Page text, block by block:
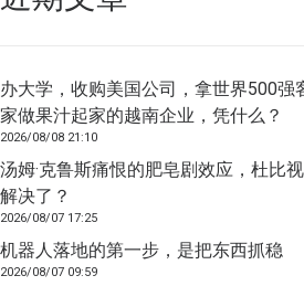
办大学，收购美国公司，拿世界500强
家做果汁起家的越南企业，凭什么？
2026/08/08 21:10
汤姆·克鲁斯痛恨的肥皂剧效应，杜比
解决了？
2026/08/07 17:25
机器人落地的第一步，是把东西抓稳
2026/08/07 09:59